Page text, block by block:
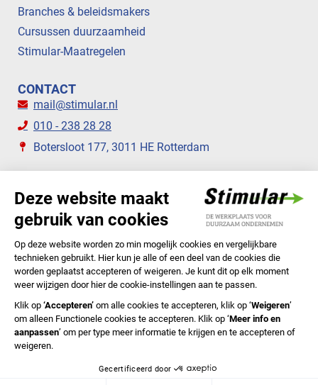
Branches & beleidsmakers
Cursussen duurzaamheid
Stimular-Maatregelen
CONTACT
mail@stimular.nl
010 - 238 28 28
Botersloot 177, 3011 HE Rotterdam
STIMULAR NIEUWSBRIEVEN
ABONNEER NU
Privacyverklaring Cookiebeleid Colofon Disclaimer
In English